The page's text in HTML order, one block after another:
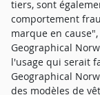
tiers, sont
comportement
marque en
Geographical
l'usage qui serait
Geographical
des modèles de